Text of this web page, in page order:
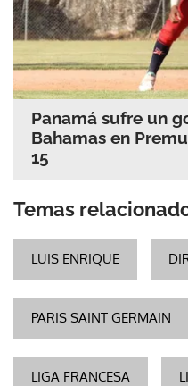
Panamá sufre un
Bahamas en
15
Temas
LUIS ENRIQUE
PARIS SAINT GERMAIN
LIGA FRANCESA